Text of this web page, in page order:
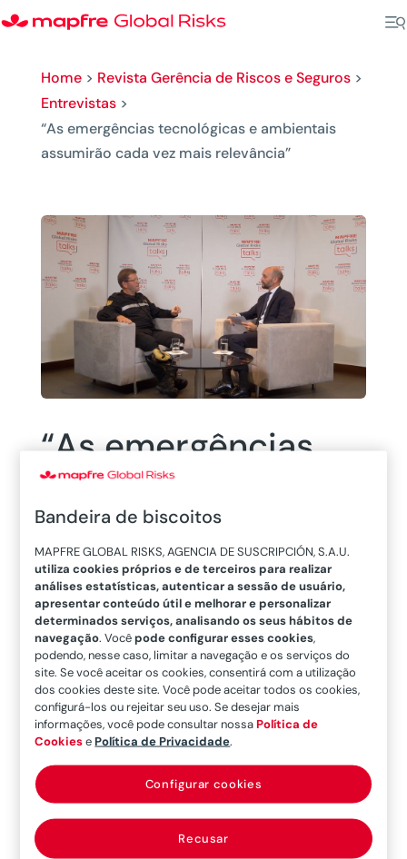
Home> Revista Gerência de Riscos e Seguros>
Entrevistas>
“As emergências tecnológicas e ambientais
assumirão cada vez mais relevância”
“As emergências
tecnológicas e
ambientais
assumirão cada vez
mais relevância”
15/01/2020
Em diálogo com oCEO da MAPFRE Global
Jorge Serra,responsável pelas Relações
Exteriores da Unidade Militar de
Bandeira de biscoitos
MAPFRE GLOBAL RISKS, AGENCIA DE SUSCRIPCIÓN, S.A.U.
utiliza cookies próprios e de terceiros para realizar
análises estatísticas, autenticar a sessão de usuário,
apresentar conteúdo útil e melhorar e personalizar
determinados serviços, analisando os seus hábitos de
navegação. Vocêpode configurar esses cookies,
podendo, nesse caso, limitar a navegação e os serviços do
site. Se você aceitar os cookies, consentirá com a utilização
dos cookies deste site. Você pode aceitar todos os cookies,
configurá-los ou rejeitar seu uso. Se desejar mais
informações, você pode consultar nossaPolítica de
CookiesePolítica de Privacidade.
Recusar
Configurar cookies